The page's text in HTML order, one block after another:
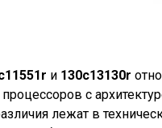
и 130c13130r
с
лежат в